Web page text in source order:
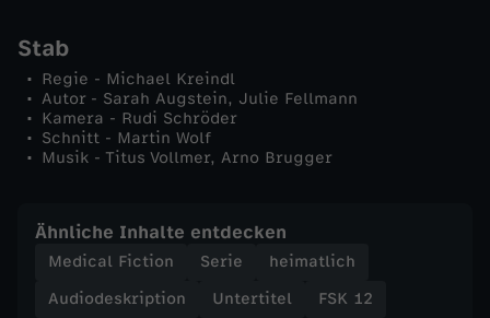
Stab
Regie - Michael Kreindl
Autor - Sarah Augstein, Julie Fellmann
Kamera - Rudi Schröder
Schnitt - Martin Wolf
Musik - Titus Vollmer, Arno Brugger
Ähnliche Inhalte entdecken
Medical Fiction Serie
heimatlich
Audiodeskription
Untertitel
FSK 12